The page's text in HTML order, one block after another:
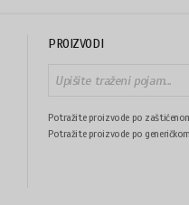
PROIZVODI
Potražite proizvode po
Potražite proizvode po